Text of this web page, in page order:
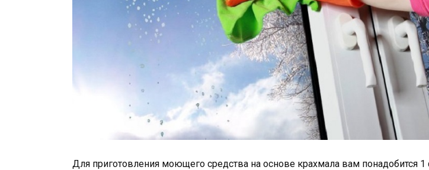
Для приготовления моющего средства на основе крахмала вам понадобится 1